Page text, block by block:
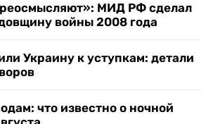
МИД РФ сделал
войны 2008 года
Украину к уступкам: детали
что известно о ночной